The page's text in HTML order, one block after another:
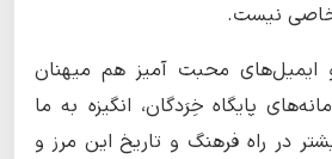
نیست.
ایمیل‌های محبت آمیز هم میهنان
پایگاه خِرَدگان، انگیزه به ما
در راه فرهنگ و تاریخ این مرز و